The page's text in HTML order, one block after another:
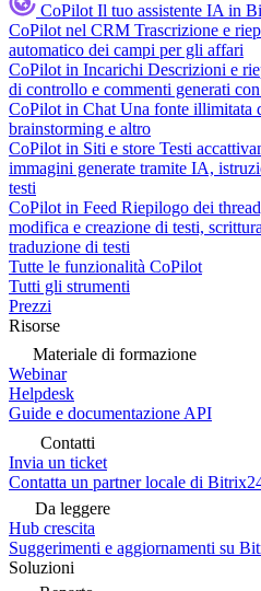
CoPilot Il tuo assistente IA in
CoPilot nel CRM Trascrizione e
automatico dei campi per gli affari
CoPilot in Incarichi Descrizioni e
di controllo e commenti generati
CoPilot in Chat Una fonte illimitata
brainstorming e altro
CoPilot in Siti e store Testi
immagini generate tramite IA,
testi
CoPilot in Feed Riepilogo dei
modifica e creazione di testi,
traduzione di testi
Tutte le funzionalità CoPilot
Tutti gli strumenti
Prezzi
Risorse
Materiale di formazione
Webinar
Helpdesk
Guide e documentazione API
Contatti
Invia un ticket
Contatta un partner locale di
Da leggere
Hub crescita
Suggerimenti e aggiornamenti su
Soluzioni